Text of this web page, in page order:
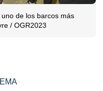
de los barcos más
/ OGR2023